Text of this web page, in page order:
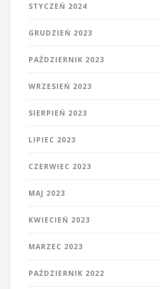
STYCZEŃ 2024
GRUDZIEŃ 2023
PAŹDZIERNIK 2023
WRZESIEŃ 2023
SIERPIEŃ 2023
LIPIEC 2023
CZERWIEC 2023
MAJ 2023
KWIECIEŃ 2023
MARZEC 2023
PAŹDZIERNIK 2022